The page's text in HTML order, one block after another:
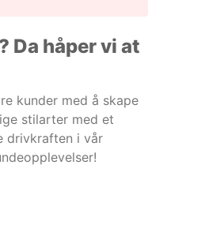
Da håper vi at
kunder med å skape
stilarter med et
drivkraften i vår